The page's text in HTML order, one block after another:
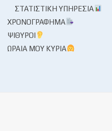
ΣΤΑΤΙΣΤΙΚΉ ΥΠΗΡΕΣΊΑ
ΧΡΟΝΟΓΡΆΦΗΜΑ
ΨΊΘΥΡΟΙ
ΩΡΑΊΑ ΜΟΥ ΚΥΡΊΑ